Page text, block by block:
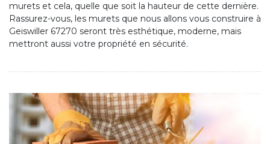
murets et cela, quelle que soit la hauteur de cette dernière.
Rassurez-vous, les murets que nous allons vous construire à
Geiswiller 67270 seront très esthétique, moderne, mais
mettront aussi votre propriété en sécurité.